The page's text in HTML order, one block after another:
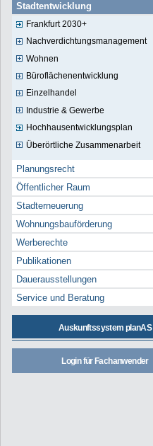
Stadtentwicklung
Frankfurt 2030+
Nachverdichtungsmanagement
Wohnen
Büroflächenentwicklung
Einzelhandel
Industrie & Gewerbe
Hochhausentwicklungsplan
Überörtliche Zusammenarbeit
Planungsrecht
Öffentlicher Raum
Stadterneuerung
Wohnungsbauförderung
Werberechte
Publikationen
Dauerausstellungen
Service und Beratung
Auskunftssystem planAS
Login für Fachanwender